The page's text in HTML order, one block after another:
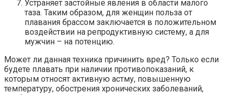
Устраняет застойные явления в области малого
таза. Таким образом, для женщин польза от
плавания брассом заключается в положительном
воздействии на репродуктивную систему, а для
мужчин – на потенцию.
Может ли данная техника причинить вред? Только если
будете плавать при наличии противопоказаний, к
которым относят активную астму, повышенную
температуру, обострения хронических заболеваний,